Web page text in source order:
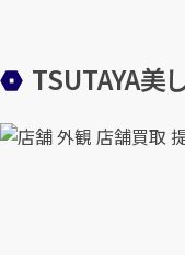
TSUTAYA美